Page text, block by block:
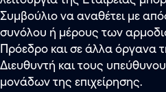
Συμβούλιο να αναθέτει με
συνόλου ή μέρους των
Πρόεδρο και σε άλλα όργανα
Διευθυντή και τους
μονάδων της επιχείρησης.